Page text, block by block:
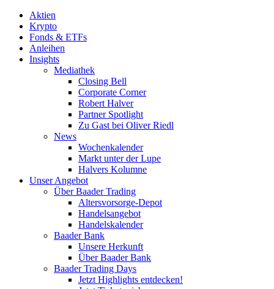
Aktien
Krypto
Fonds & ETFs
Anleihen
Insights
Mediathek
Closing Bell
Corporate Corner
Robert Halver
Partner Spotlight
Zu Gast bei Oliver Riedl
News
Wochenkalender
Markt unter der Lupe
Halvers Kolumne
Unser Angebot
Über Baader Trading
Altersvorsorge-Depot
Handelsangebot
Handelskalender
Baader Bank
Unsere Herkunft
Über Baader Bank
Baader Trading Days
Jetzt Highlights entdecken!